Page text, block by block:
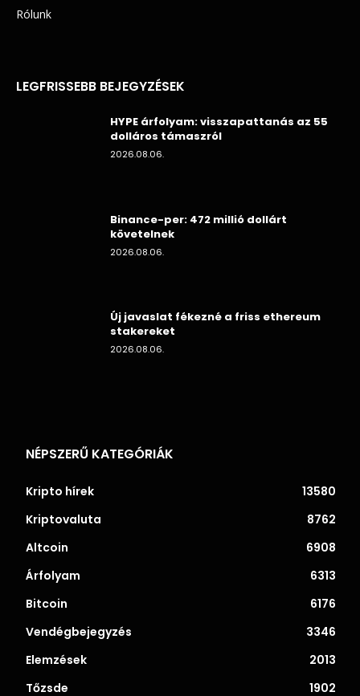
Rólunk
LEGFRISSEBB BEJEGYZÉSEK
HYPE árfolyam: visszapattanás az 55
dolláros támaszról
2026.08.06.
Binance-per: 472 millió dollárt
követelnek
2026.08.06.
Új javaslat fékezné a friss ethereum
stakereket
2026.08.06.
NÉPSZERŰ KATEGÓRIÁK
Kripto hírek
13580
Kriptovaluta
8762
Altcoin
6908
Árfolyam
6313
Bitcoin
6176
Vendégbejegyzés
3346
Elemzések
2013
Tőzsde
1902